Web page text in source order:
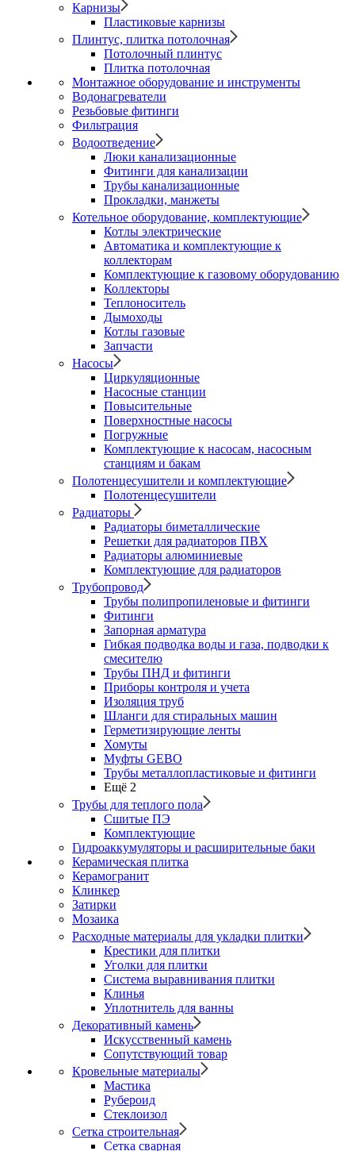
Карнизы
Пластиковые карнизы
Плинтус, плитка потолочная
Потолочный плинтус
Плитка потолочная
Монтажное оборудование и инструменты
Водонагреватели
Резьбовые фитинги
Фильтрация
Водоотведение
Люки канализационные
Фитинги для канализации
Трубы канализационные
Прокладки, манжеты
Котельное оборудование, комплектующие
Котлы электрические
Автоматика и комплектующие к
коллекторам
Комплектующие к газовому оборудованию
Коллекторы
Теплоноситель
Дымоходы
Котлы газовые
Запчасти
Насосы
Циркуляционные
Насосные станции
Повысительные
Поверхностные насосы
Погружные
Комплектующие к насосам, насосным
станциям и бакам
Полотенцесушители и комплектующие
Полотенцесушители
Радиаторы
Радиаторы биметаллические
Решетки для радиаторов ПВХ
Радиаторы алюминиевые
Комплектующие для радиаторов
Трубопровод
Трубы полипропиленовые и фитинги
Фитинги
Запорная арматура
Гибкая подводка воды и газа, подводки к
смесителю
Трубы ПНД и фитинги
Приборы контроля и учета
Изоляция труб
Шланги для стиральных машин
Герметизирующие ленты
Хомуты
Муфты GEBO
Трубы металлопластиковые и фитинги
Ещё 2
Трубы для теплого пола
Сшитые ПЭ
Комплектующие
Гидроаккумуляторы и расширительные баки
Керамическая плитка
Керамогранит
Клинкер
Затирки
Мозаика
Расходные материалы для укладки плитки
Крестики для плитки
Уголки для плитки
Система выравнивания плитки
Клинья
Уплотнитель для ванны
Декоративный камень
Искусственный камень
Сопутствующий товар
Кровельные материалы
Мастика
Рубероид
Стеклоизол
Сетка строительная
Сетка сварная